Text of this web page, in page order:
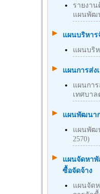
รายงา
แผนพัฒ
แผนบริหาร
แผนบริ
แผนการส่ง
แผนการ
เทศบา
แผนพัฒนา
แผนพัฒ
2570)
แผนจัดหา
ซื้อจัดจ้าง
แผนจัด